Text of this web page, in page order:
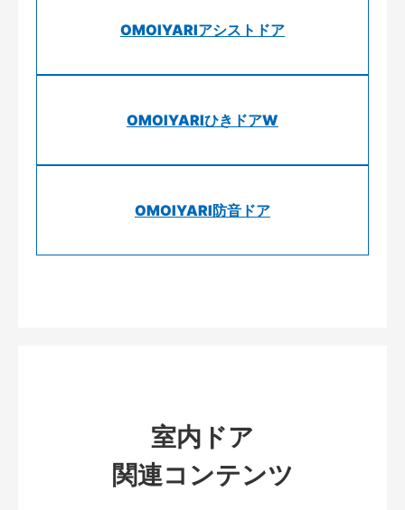
OMOIYARIアシストドア
OMOIYARIひきドアW
OMOIYARI防音ドア
室内ドア
関連コンテンツ